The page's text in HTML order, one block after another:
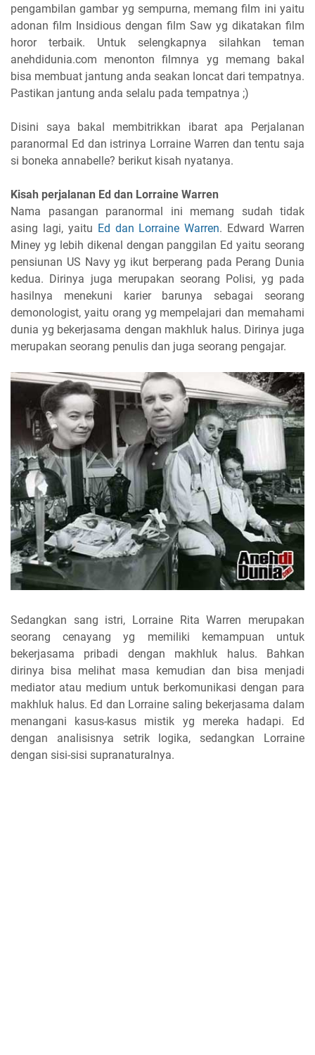
pengambilan gambar yg sempurna, memang film ini yaitu
adonan film Insidious dengan film Saw yg dikatakan film
horor terbaik. Untuk selengkapnya silahkan teman
anehdidunia.com menonton filmnya yg memang bakal
bisa membuat jantung anda seakan loncat dari tempatnya.
Pastikan jantung anda selalu pada tempatnya ;)
Disini saya bakal membitrikkan ibarat apa Perjalanan
paranormal Ed dan istrinya Lorraine Warren dan tentu saja
si boneka annabelle? berikut kisah nyatanya.
Kisah perjalanan Ed dan Lorraine Warren
Nama pasangan paranormal ini memang sudah tidak
asing lagi, yaitu Ed dan Lorraine Warren. Edward Warren
Miney yg lebih dikenal dengan panggilan Ed yaitu seorang
pensiunan US Navy yg ikut berperang pada Perang Dunia
kedua. Dirinya juga merupakan seorang Polisi, yg pada
hasilnya menekuni karier barunya sebagai seorang
demonologist, yaitu orang yg mempelajari dan memahami
dunia yg bekerjasama dengan makhluk halus. Dirinya juga
merupakan seorang penulis dan juga seorang pengajar.
Sedangkan sang istri, Lorraine Rita Warren merupakan
seorang cenayang yg memiliki kemampuan untuk
bekerjasama pribadi dengan makhluk halus. Bahkan
dirinya bisa melihat masa kemudian dan bisa menjadi
mediator atau medium untuk berkomunikasi dengan para
makhluk halus. Ed dan Lorraine saling bekerjasama dalam
menangani kasus-kasus mistik yg mereka hadapi. Ed
dengan analisisnya setrik logika, sedangkan Lorraine
dengan sisi-sisi supranaturalnya.